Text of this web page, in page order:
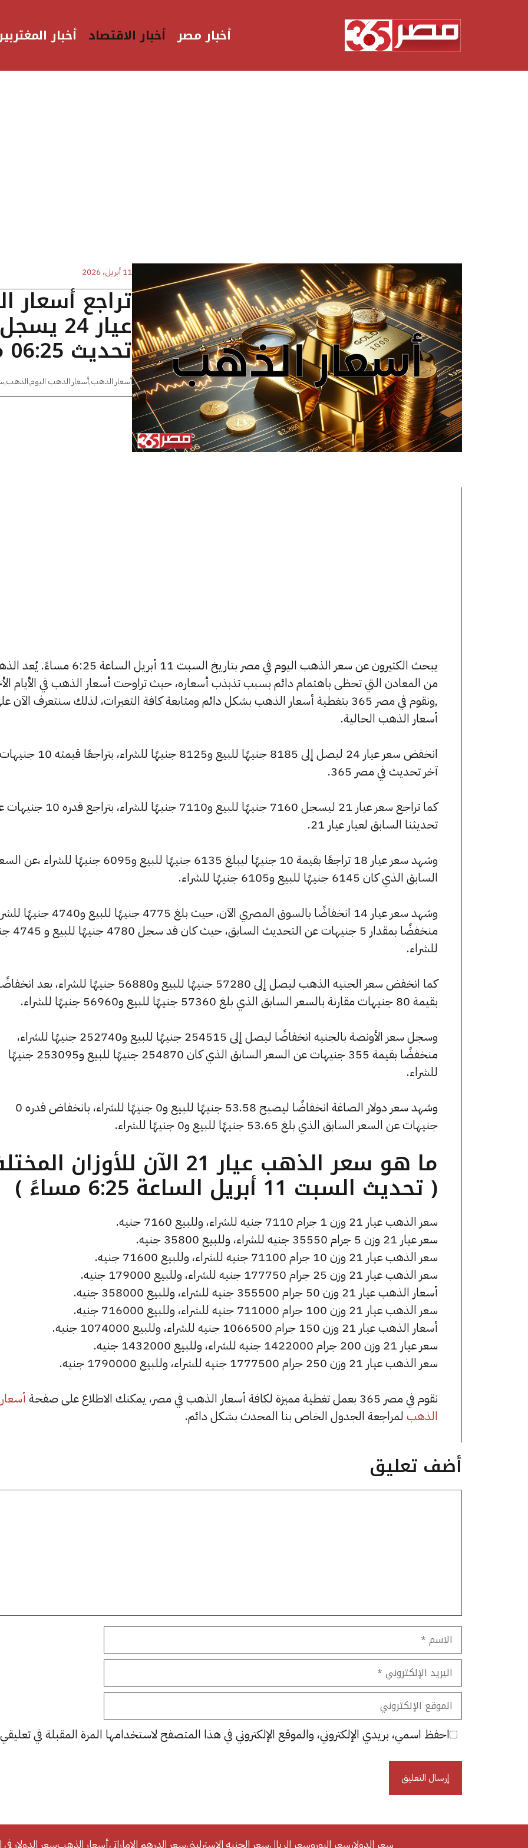
أخبار مصر أخبار الاقتصاد أخبار
11 أبريل، 2026
تراجع
تحديث 06:25 مساءًا
أسعار الذهب,أسعار الذهب اليوم,الذهب,
يبحث الكثيرون عن سعر الذهب اليوم في مصر بتاريخ السبت 11 أبريل الساعة
من المعادن التي تحظى باهتمام دائم بسبب تذبذب أسعاره، حيث تراوحت أسعار الذهب في الأيام
,ونقوم في مصر 365 بتغطية أسعار الذهب بشكل دائم ومتابعة كافة التغيرات، لذلك سنتعرف الآن
أسعار الذهب الحالية.
انخفض سعر عيار 24 ليصل إلى 8185 جنيهًا للبيع و8125
آخر تحديث في مصر 365.
كما تراجع سعر عيار 21 ليسجل 7160 جنيهًا للبيع و7110 جنيهًا للشراء،
تحديثنا السابق لعيار عيار 21.
وشهد سعر عيار 18 تراجعًا بقيمة 10 جنيهًا ليبلغ 6135 جنيهًا للبيع و6095 جنيهًا للشراء
السابق الذي كان 6145 جنيهًا للبيع و6105 جنيهًا للشراء.
وشهد سعر عيار 14 انخفاضًا بالسوق المصري الآن، حيث بلغ 4775 جنيهًا
منخفضًا بمقدار 5 جنيهات
للشراء.
كما انخفض سعر الجنيه الذهب ليصل إلى 57280 جنيهًا للبيع و56880 جنيهًا للشراء، بعد
بقيمة 80 جنيهات مقارنة بالسعر السابق الذي بلغ 57360 جنيهًا للبيع و56960 جنيهًا للشراء.
وسجل سعر الأونصة بالجنيه انخفاضًا ليصل إلى 254515 جنيهًا للبيع و252740 جنيهًا للشراء،
منخفضًا بقيمة 355 جنيهات عن السعر السابق الذي كان 254870 جنيهًا للبيع و253095 جنيهًا
للشراء.
وشهد سعر دولار الصاغة انخفاضًا ليصبح 53.58 جنيهًا للبيع و0 جنيهًا للشراء، بانخفاض قدره 0
جنيهات عن السعر السابق الذي بلغ 53.65 جنيهًا للبيع و0 جنيهًا للشراء.
ما هو سعر الذهب عيار 21 الآن للأوزان
( تحديث السبت 11 أبريل الساعة 6:25 مساءً )
سعر الذهب عيار 21 وزن 1 جرام 7110 جنيه للشراء، وللبيع 7160 جنيه.
سعر عيار 21 وزن 5 جرام 35550 جنيه للشراء، وللبيع 35800 جنيه.
سعر الذهب عيار 21 وزن 10 جرام 71100 جنيه للشراء، وللبيع 71600 جنيه.
سعر الذهب عيار 21 وزن 25 جرام 177750 جنيه للشراء، وللبيع 179000 جنيه.
أسعار الذهب عيار 21 وزن 50 جرام 355500 جنيه للشراء، وللبيع 358000 جنيه.
سعر الذهب عيار 21 وزن 100 جرام 711000 جنيه للشراء، وللبيع 716000 جنيه.
أسعار الذهب عيار 21 وزن 150 جرام 1066500 جنيه للشراء، وللبيع 1074000 جنيه.
سعر عيار 21 وزن 200 جرام 1422000 جنيه للشراء، وللبيع 1432000 جنيه.
سعر الذهب عيار 21 وزن 250 جرام 1777500 جنيه للشراء، وللبيع 1790000 جنيه.
نقوم في مصر 365 بعمل تغطية مميزة لكافة أسعار الذهب في مصر، يمكنك الاطلاع على صفحة
أسعار
الذهب لمراجعة الجدول الخاص بنا المحدث بشكل دائم.
أضف تعليق
الاسم
البريد
الإلكتروني
الموقع
الإلكتروني
احفظ اسمي، بريدي الإلكتروني، والموقع الإلكتروني في هذا المتصفح لاستخدامها المرة المقبلة في
سعر الدولارسعر اليوروسعر الريالسعر الجنيه الإسترلينيسعر الدرهم الإماراتيأسعار الذهبسعر الدولار